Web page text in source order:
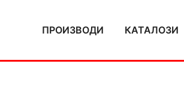
ПРОИЗВОДИ КАТАЛОЗИ